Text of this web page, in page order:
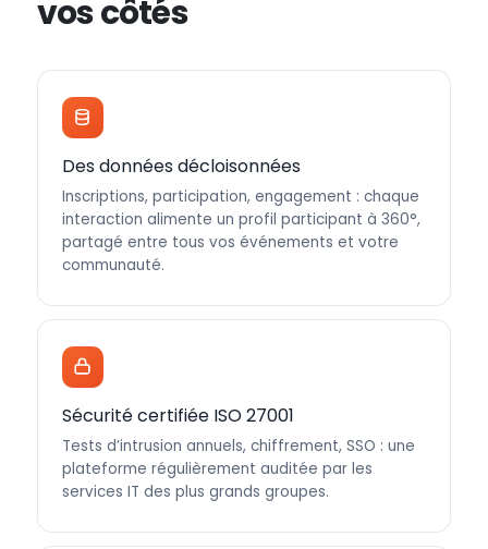
vos côtés
Des données décloisonnées
Inscriptions, participation, engagement : chaque
interaction alimente un profil participant à 360°,
partagé entre tous vos événements et votre
communauté.
Sécurité certifiée ISO 27001
Tests d’intrusion annuels, chiffrement, SSO : une
plateforme régulièrement auditée par les
services IT des plus grands groupes.